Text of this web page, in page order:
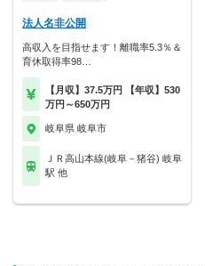
法人名非公開
高収入を目指せます！離職率5.3％＆
育休取得率98…
【月収】37.5万円 【年収】530
万円～650万円
岐阜県 岐阜市
ＪＲ高山本線(岐阜－猪谷) 岐阜
駅 他